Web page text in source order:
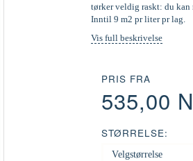
tørker veldig raskt: du kan
Inntil 9 m2 pr liter pr lag.
Vis full beskrivelse
PRIS FRA
535,00
STØRRELSE: